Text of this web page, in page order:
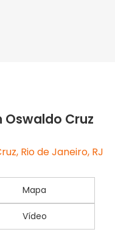
Cruz
Rio de Janeiro, RJ
Mapa
Vídeo